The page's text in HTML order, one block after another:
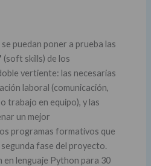
puedan poner a prueba las
(soft skills) de los
vertiente: las necesarias
laboral (comunicación,
trabajo en equipo), y las
un mejor
programas formativos que
fase del proyecto.
lenguaje Python para 30